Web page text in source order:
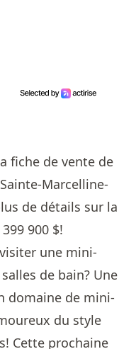
fiche de vente de
Marcelline-
de détails sur la
900 $!
une mini-
de bain? Une
domaine de mini-
du style
Cette prochaine